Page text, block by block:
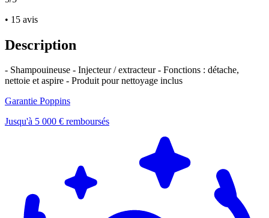
• 15 avis
Description
- Shampouineuse - Injecteur / extracteur - Fonctions : détache,
nettoie et aspire - Produit pour nettoyage inclus
Garantie Poppins
Jusqu'à 5 000 € remboursés